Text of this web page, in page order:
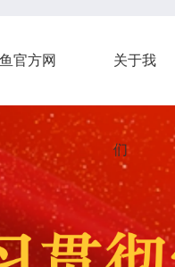
官方网 关于我
们